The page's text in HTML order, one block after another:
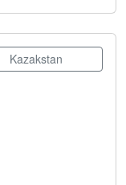
Kazakstan